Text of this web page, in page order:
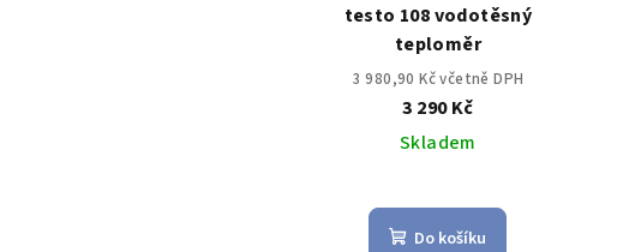
testo 108 vodotěsný
teploměr
3 980,90 Kč včetně DPH
3 290 Kč
Skladem
Do košíku